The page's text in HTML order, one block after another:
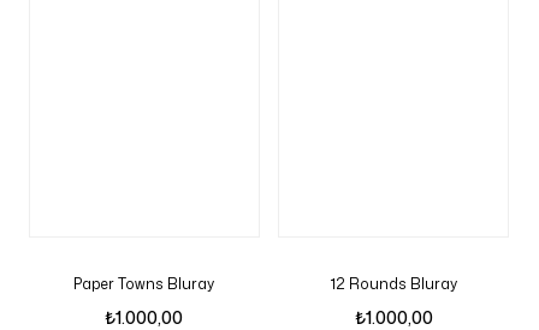
Paper Towns Bluray
₺1.000,00
12 Rounds Bluray
₺1.000,00